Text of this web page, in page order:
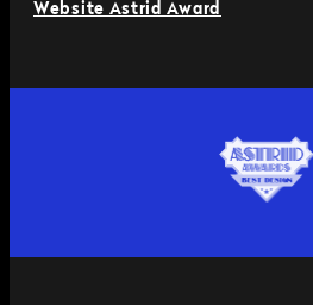
Website Astrid Award